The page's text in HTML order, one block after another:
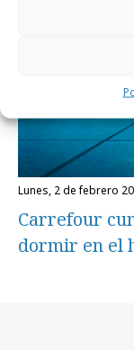
lunes, 2 de febrero
Carrefour
dormir en el